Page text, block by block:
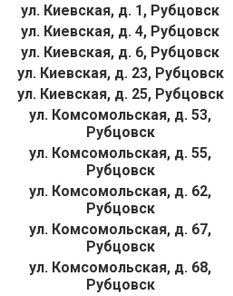
ул. Киевская, д. 1, Рубцовск
ул. Киевская, д. 4, Рубцовск
ул. Киевская, д. 6, Рубцовск
ул. Киевская, д. 23, Рубцовск
ул. Киевская, д. 25, Рубцовск
ул. Комсомольская, д. 53,
Рубцовск
ул. Комсомольская, д. 55,
Рубцовск
ул. Комсомольская, д. 62,
Рубцовск
ул. Комсомольская, д. 67,
Рубцовск
ул. Комсомольская, д. 68,
Рубцовск